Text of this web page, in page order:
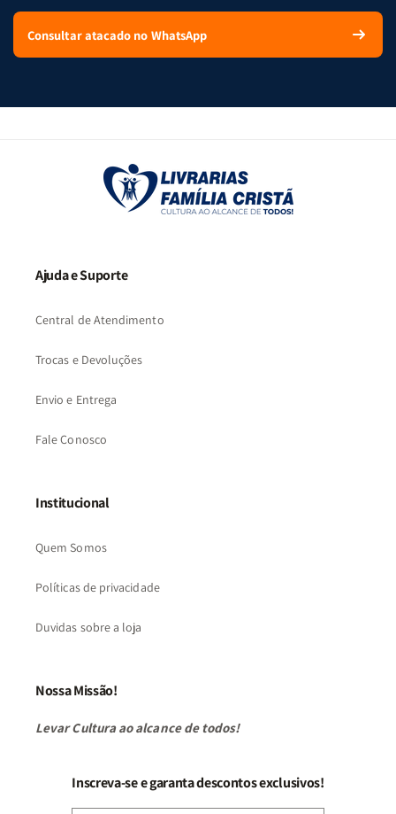
Consultar atacado no WhatsApp
Ajuda e Suporte
Central de Atendimento
Trocas e Devoluções
Envio e Entrega
Fale Conosco
Institucional
Quem Somos
Políticas de privacidade
Duvidas sobre a loja
Nossa Missão!
Levar Cultura ao alcance de todos!
Inscreva-se e garanta descontos exclusivos!